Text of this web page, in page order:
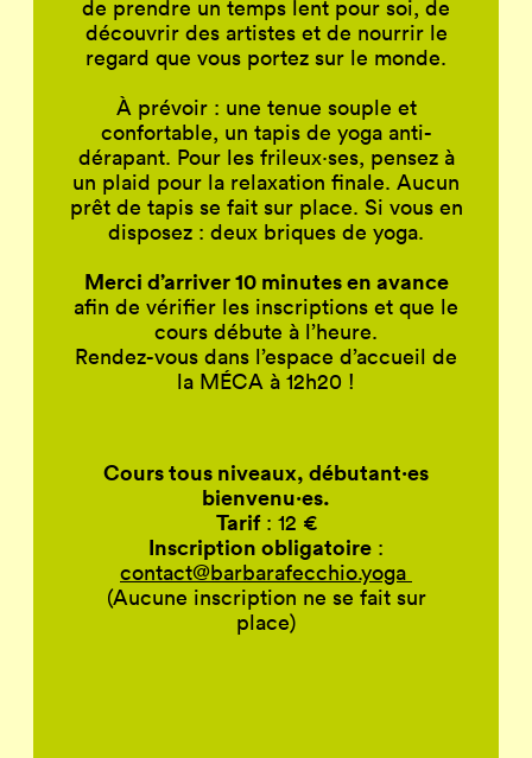
de prendre un temps lent pour soi, de
découvrir des artistes et de nourrir le
regard que vous portez sur le monde.
À prévoir : une tenue souple et
confortable, un tapis de yoga anti-
dérapant. Pour les frileux·ses, pensez à
un plaid pour la relaxation finale. Aucun
prêt de tapis se fait sur place. Si vous en
disposez : deux briques de yoga.
Merci d’arriver 10 minutes en avance
afin de vérifier les inscriptions et que le
cours débute à l’heure.
Rendez-vous dans l’espace d’accueil de
la MÉCA à 12h20 !
Cours tous niveaux, débutant·es
bienvenu·es.
Tarif: 12 €
Inscription obligatoire :
contact@barbarafecchio.yoga
(Aucune inscription ne se fait sur
place)